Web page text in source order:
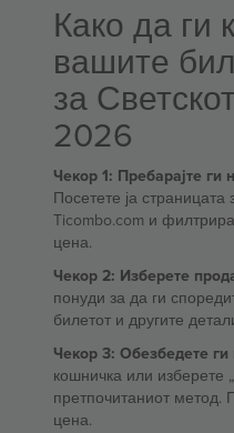
Како да ги
вашите
за
2026
Чекор 1: Пребарајте ги
Посетете ја
Ticombo.com и
цена.
Чекор 2: Изберете
понуди за да ги
билетот и другите
Чекор 3: Обезбедете
кошничка или изберете
претпочитаниот метод.
цена.